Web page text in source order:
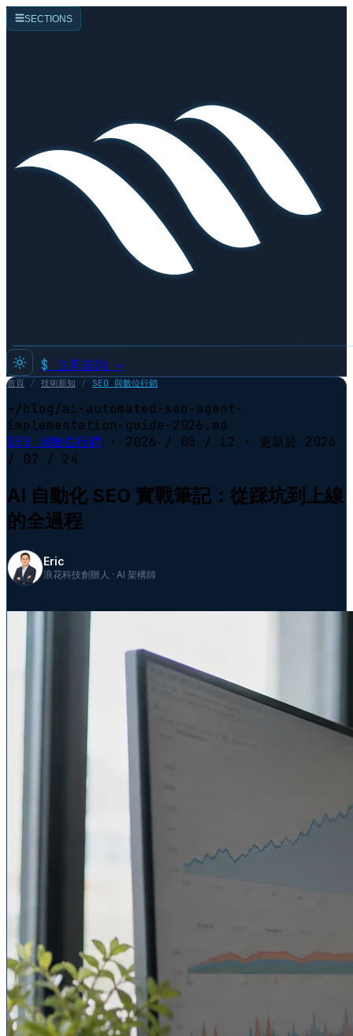
☰SECTIONS
$ 立即諮詢 →
首頁 / 技術新知 / SEO 與數位行銷
~/blog/ai-automated-seo-agent-
implementation-guide-2026.md
SEO 與數位行銷 · 2026 / 05 / 12 · 更新於 2026
/ 07 / 24
AI 自動化 SEO 實戰筆記：從踩坑到上線
的全過程
Eric
浪花科技創辦人 · AI 架構師